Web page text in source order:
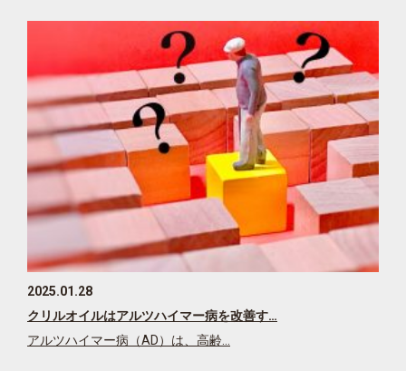
2025.01.28
クリルオイルはアルツハイマー病を改善す…
アルツハイマー病（AD）は、高齢…